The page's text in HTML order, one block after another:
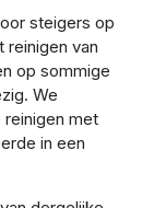
steigers op
reinigen van
op sommige
We
met
in een